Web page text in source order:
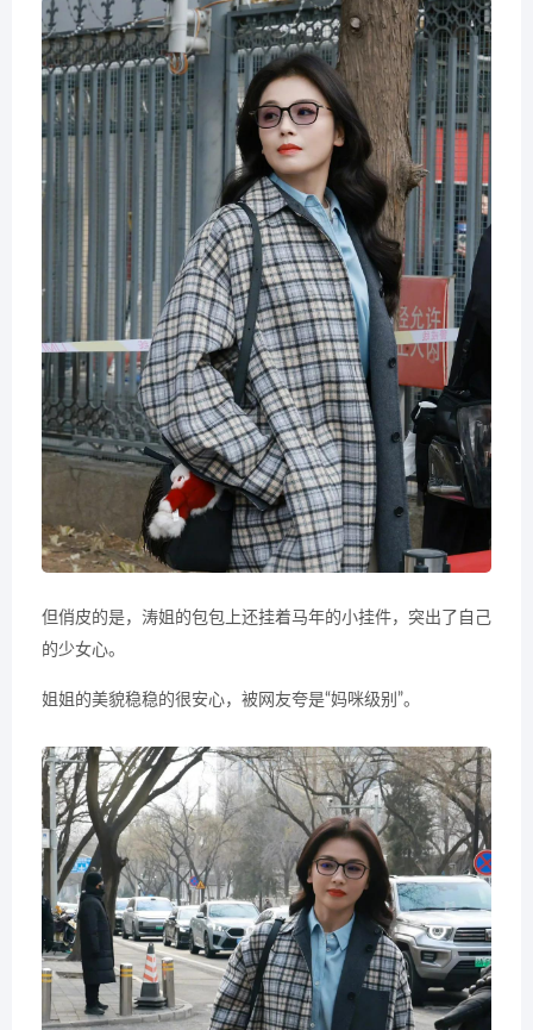
但俏皮的是，涛姐的包包上还挂着马年的小挂件，突出了自己
的少女心。
姐姐的美貌稳稳的很安心，被网友夸是“妈咪级别”。